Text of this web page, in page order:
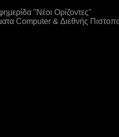
"Νέοι Ορίζοντες"
Computer & Διεθνής